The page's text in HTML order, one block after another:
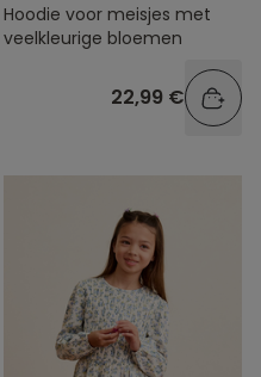
Hoodie voor meisjes met
veelkleurige bloemen
22,99 €